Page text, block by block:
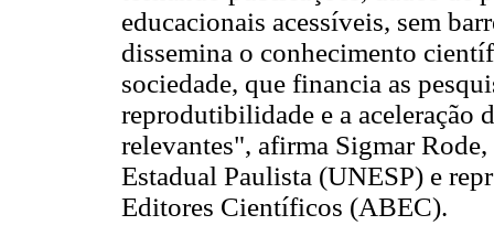
educacionais acessíveis, sem
dissemina o conhecimento
sociedade, que financia as
reprodutibilidade e a aceleração
relevantes", afirma Sigmar
Estadual Paulista (UNESP) e
Editores Científicos (ABEC).